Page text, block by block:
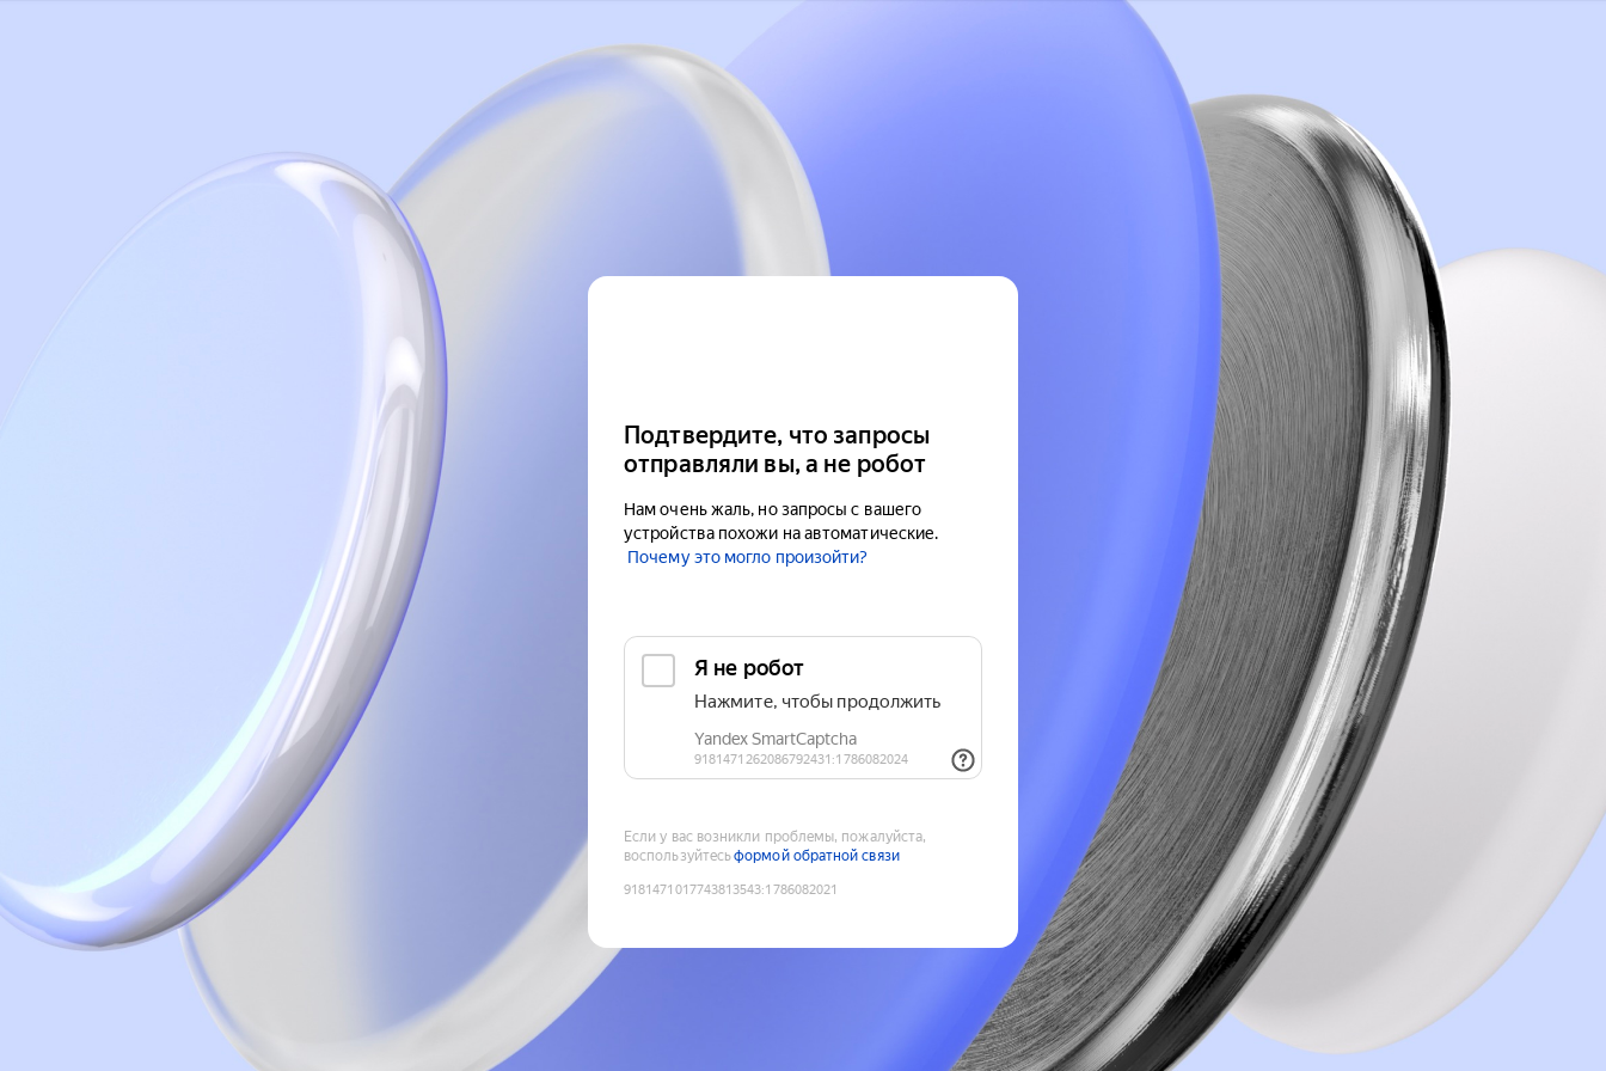
Подтвердите, что запросы
отправляли вы, а не робот
Нам очень жаль, но запросы с вашего
устройства похожи на автоматические.
Почему это могло произойти?
Если у вас возникли проблемы, пожалуйста,
воспользуйтесьформой обратной связи
9181471017743813543:1786082021